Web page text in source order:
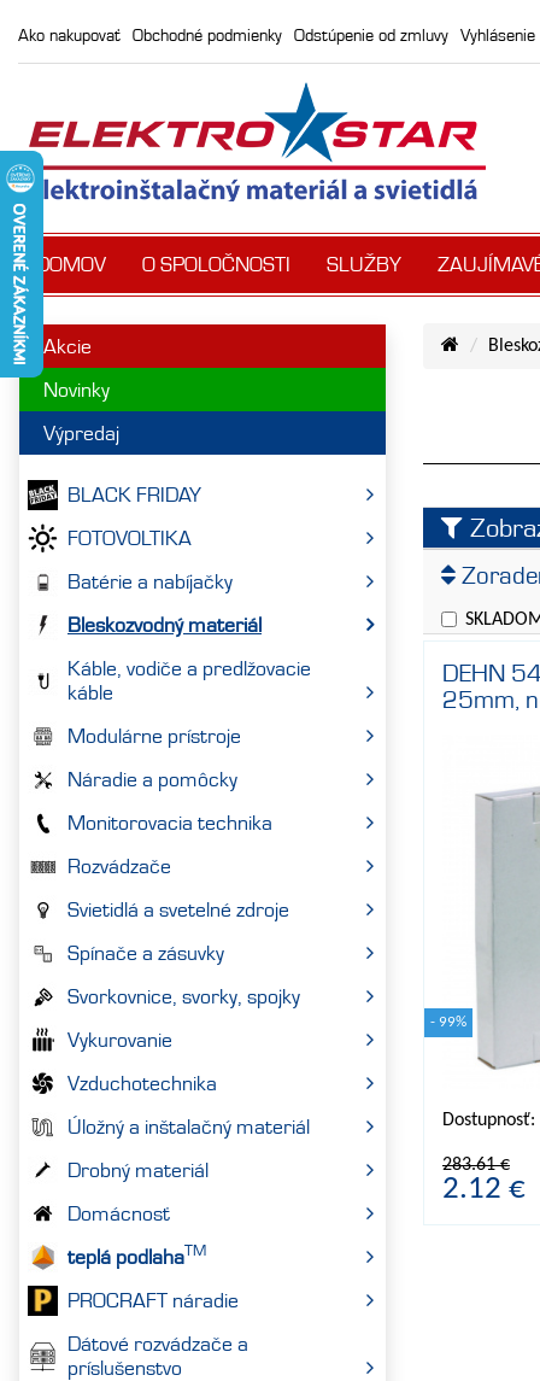
Ako nakupovať Obchodné podmienky Odstúpenie od zmluvy
DOMOV O SPOLOČNOSTI SLUŽBY
Akcie
Novinky
Výpredaj
BLACK FRIDAY
FOTOVOLTIKA
Batérie a nabíjačky
Bleskozvodný materiál
Káble, vodiče a predlžovacie
káble
Modulárne prístroje
Náradie a pomôcky
Monitorovacia technika
Rozvádzače
Svietidlá a svetelné zdroje
Spínače a zásuvky
Svorkovnice, svorky, spojky
Vykurovanie
Vzduchotechnika
Úložný a inštalačný materiál
Drobný materiál
Domácnosť
teplá podlahaTM
PROCRAFT náradie
Dátové rozvádzače a
príslušenstvo
Výrobca
DEHN
25mm,
- 99%
283.61 €
2.12 €